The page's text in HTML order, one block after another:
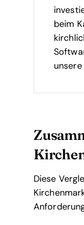
beim
unsere
Diese